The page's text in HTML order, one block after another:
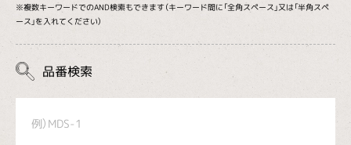
※複数キーワードでのAND検索もできます（キーワード間に「全角スペース」又は「半角スペ
ース」を入れてください）
品番検索